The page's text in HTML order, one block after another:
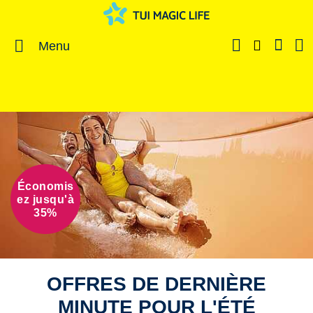
Menu
OFFRES DE DERNIÈRE
MINUTE POUR L'ÉTÉ
Économis
ez jusqu'à
35%